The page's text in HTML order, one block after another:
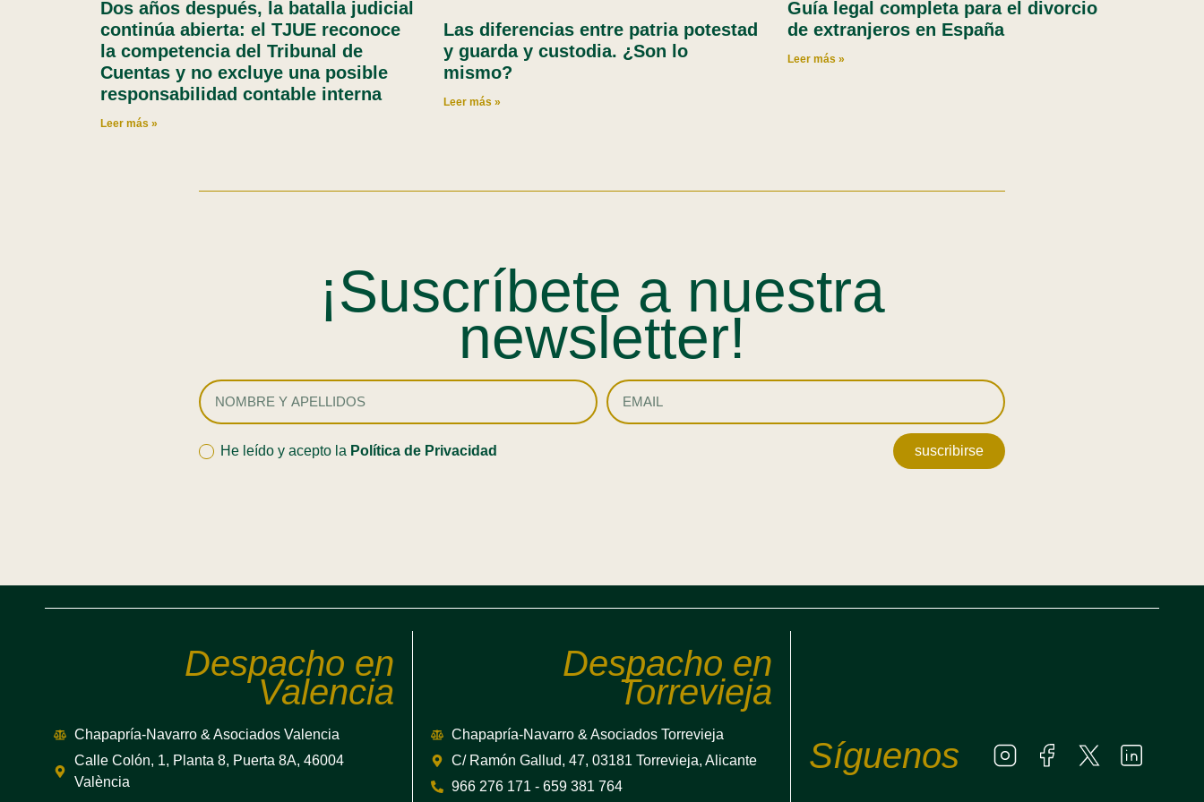
Dos años después, la batalla judicial
continúa abierta: el TJUE reconoce
la competencia del Tribunal de
Cuentas y no excluye una posible
responsabilidad contable interna
Leer más »
Las diferencias entre patria potestad
y guarda y custodia. ¿Son lo
mismo?
Leer más »
Guía legal completa para el divorcio
de extranjeros en España
Leer más »
¡Suscríbete a nuestra
newsletter!
He leído y acepto la Política de Privacidad suscribirse
Despacho en
Valencia
Chapapría-Navarro & Asociados Valencia
Calle Colón, 1, Planta 8, Puerta 8A, 46004
València
Despacho en
Torrevieja
Chapapría-Navarro & Asociados Torrevieja
C/ Ramón Gallud, 47, 03181 Torrevieja, Alicante
966 276 171 - 659 381 764
Síguenos